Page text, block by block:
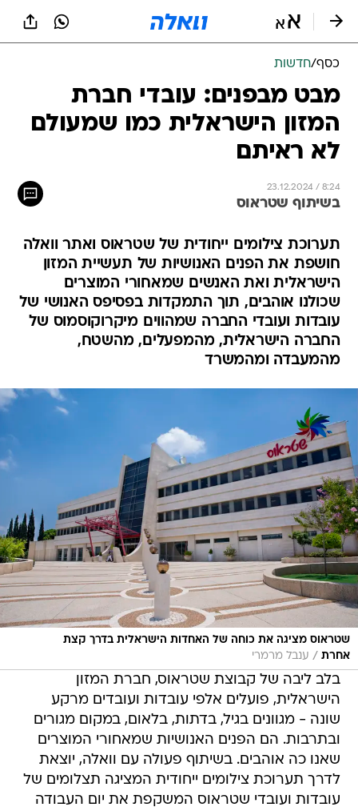
כסף/חדשות
מבט מבפנים: עובדי חברת
המזון הישראלית כמו שמעולם
לא ראיתם
23.12.2024 / 8:24
בשיתוף שטראוס
תערוכת צילומים ייחודית של שטראוס ואתר וואלה
חושפת את הפנים האנושיות של תעשיית המזון
הישראלית ואת האנשים שמאחורי המוצרים
שכולנו אוהבים, תוך התמקדות בפסיפס האנושי של
עובדות ועובדי החברה שמהווים מיקרוקוסמוס של
החברה הישראלית, מהמפעלים, מהשטח,
מהמעבדה ומהמשרד
שטראוס מציגה את כוחה של האחדות הישראלית בדרך קצת
אחרת / ענבל מרמרי
בלב ליבה של קבוצת שטראוס, חברת המזון
הישראלית, פועלים אלפי עובדות ועובדים מרקע
שונה - מגוונים בגיל, בדתות, בלאום, במקום מגורים
ובתרבות. הם הפנים האנושיות שמאחורי המוצרים
שאנו כה אוהבים. בשיתוף פעולה עם וואלה, יוצאת
לדרך תערוכת צילומים ייחודית המציגה תצלומים של
עובדות ועובדי שטראוס המשקפת את יום העבודה